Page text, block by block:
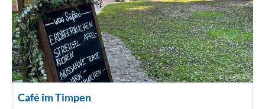
© CC-BY-SA
Café im Timpen